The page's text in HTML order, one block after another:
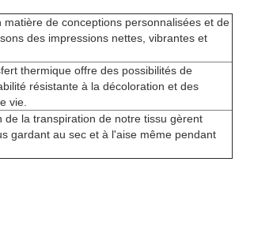
couleurs néon, nous produisons des impressions
impeccables.
-Notre impression par transfert thermique offre